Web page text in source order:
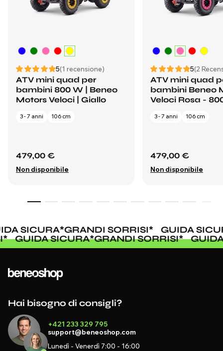
5(1 recensione)
ATV mini quad per
bambini 800 W | Beneo
Motors Veloci | Giallo
3 - 7 anni 106 cm
479,00 €
Non disponibile
5(2
ATV mini quad
bambini Beneo
Veloci Rosa -
3 - 7 anni 106 cm
479,00 €
Non disponibile
SICURA*GRANDI SORRISI*
GUIDA
* GUIDA SICURA*GRANDI SORRISI*
Hai bisogno di consigli?
+421 233 329 795
support@beneoshop.com
Lunedì - Venerdì 7:00 - 16:00